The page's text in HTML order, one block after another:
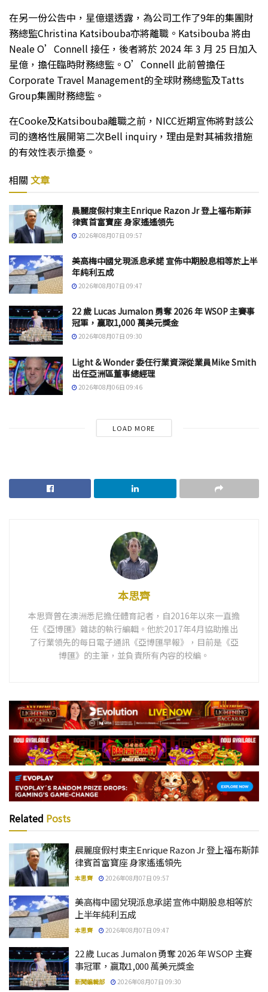
在另一份公告中，星億還透露，為公司工作了9年的集團財
務總監Christina Katsibouba亦將離職。Katsibouba 將由
Neale O’Connell 接任，後者將於 2024 年 3 月 25 日加入
星億，擔任臨時財務總監。O’Connell 此前曾擔任
Corporate Travel Management的全球財務總監及Tatts
Group集團財務總監。
在Cooke及Katsibouba離職之前，NICC近期宣佈將對該公
司的適格性展開第二次Bell inquiry，理由是對其補救措施
的有效性表示擔憂。
相關 文章
晨麗度假村東主Enrique Razon Jr 登上福布斯菲
律賓首富寶座 身家遙遙領先
2026年08月07日 09:57
美高梅中國兌現派息承諾 宣佈中期股息相等於上半
年純利五成
2026年08月07日 09:47
22 歲 Lucas Jumalon 勇奪 2026 年 WSOP 主賽事
冠軍，贏取1,000 萬美元獎金
2026年08月07日 09:30
Light & Wonder 委任行業資深從業員Mike Smith
出任亞洲區董事總經理
2026年08月06日 09:46
LOAD MORE
本思齊
本思齊曾在澳洲悉尼擔任體育記者，自2016年以來一直擔
任《亞博匯》雜誌的執行編輯。他於2017年4月協助推出
了行業領先的每日電子通訊《亞博匯早報》，目前是《亞
博匯》的主筆，並負責所有內容的校編。
Related Posts
晨麗度假村東主Enrique Razon Jr 登上福布斯菲
律賓首富寶座 身家遙遙領先
本思齊 2026年08月07日 09:57
美高梅中國兌現派息承諾 宣佈中期股息相等於
上半年純利五成
本思齊 2026年08月07日 09:47
22 歲 Lucas Jumalon 勇奪 2026 年 WSOP 主賽
事冠軍，贏取1,000 萬美元獎金
新聞編輯部 2026年08月07日 09:30